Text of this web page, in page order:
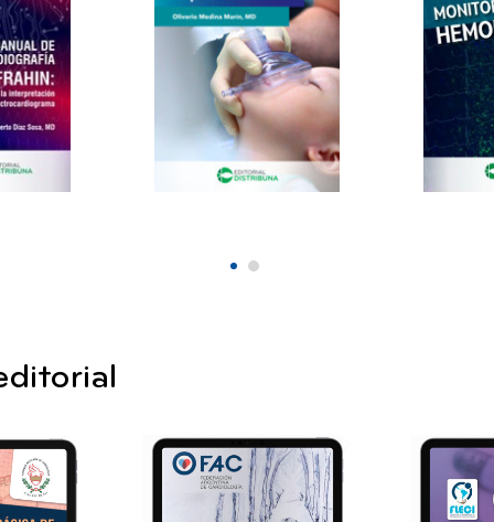
la
del
Fundamentos
en soporte
respiratorio en
pediatría
2022
30,00